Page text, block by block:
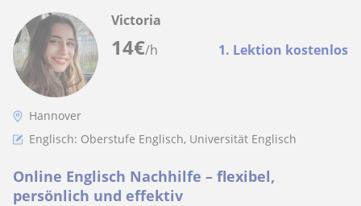
14€/h 1. Lektion kostenlos
Victoria
Hannover
Englisch: Oberstufe Englisch, Universität Englisch
Online Englisch Nachhilfe – flexibel,
persönlich und effektiv